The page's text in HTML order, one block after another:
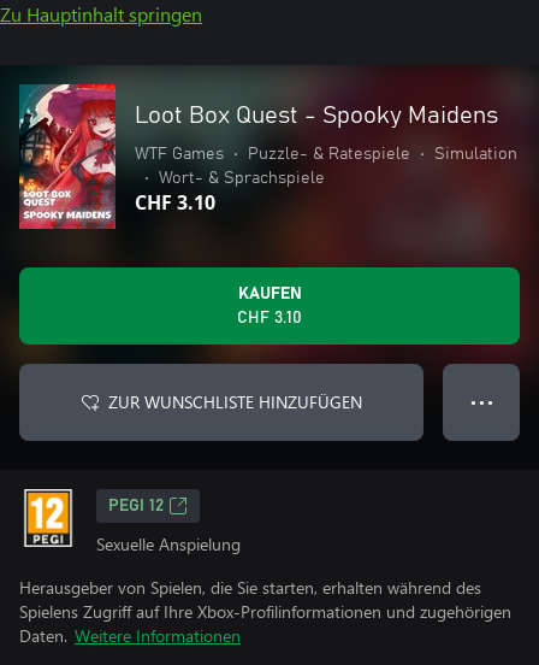
Zu Hauptinhalt springen
Loot Box Quest - Spooky Maidens
WTF Games • Puzzle- & Ratespiele •
Simulation
•
Wort- & Sprachspiele
CHF 3.10
KAUFEN
CHF 3.10
ZUR WUNSCHLISTE HINZUFÜGEN ● ● ●
PEGI 12
Sexuelle Anspielung
Herausgeber von Spielen, die Sie starten, erhalten während des
Spielens Zugriff auf Ihre Xbox-Profilinformationen und zugehörigen
Daten. Weitere Informationen